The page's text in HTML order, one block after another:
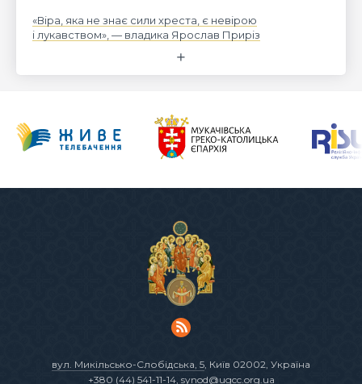
«Віра, яка не знає сили хреста, є невірою
і лукавством», — владика Ярослав Приріз
вул. Микільсько-Слобідська, 5 , Київ 02002, Україна
+380 (44) 541-11-14, synod@ugcc.org.ua